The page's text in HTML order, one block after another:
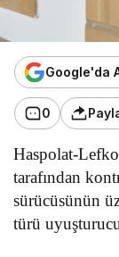
Google'da
0
Haspolat-
tarafından
sürücüsünün
türü